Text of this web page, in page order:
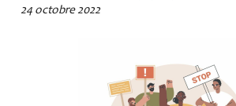
24 octobre 2022